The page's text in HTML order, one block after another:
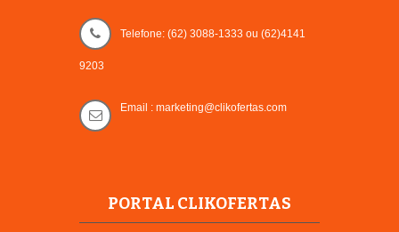
Telefone: (62) 3088-1333 ou (62)4141
9203
Email : marketing@clikofertas.com
PORTAL CLIKOFERTAS